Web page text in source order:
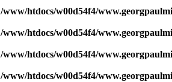
/www/htdocs/w00d54f4/
/www/htdocs/w00d54f4/
/www/htdocs/w00d54f4/
/www/htdocs/w00d54f4/